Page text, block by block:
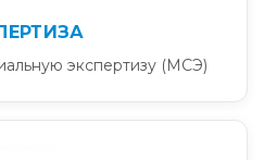
экспертизу (МСЭ)